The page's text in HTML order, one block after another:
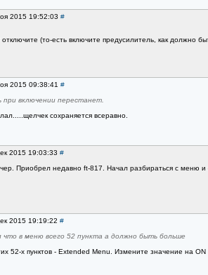
2015 19:52:03 #
(то-есть включите предусилитель, как должно
2015 09:38:41 #
включении перестанет.
сохраняется всеравно.
2015 19:03:33 #
Приобрел недавно ft-817. Начал разбираться с меню
2015 19:19:22 #
что в меню всего 52 пункта а должно быть больше
52-х пунктов - Extended Menu. Измените значение на